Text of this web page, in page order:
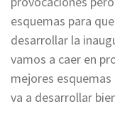
esquemas para
desarrollar la
vamos a caer en
mejores
va a desarrollar